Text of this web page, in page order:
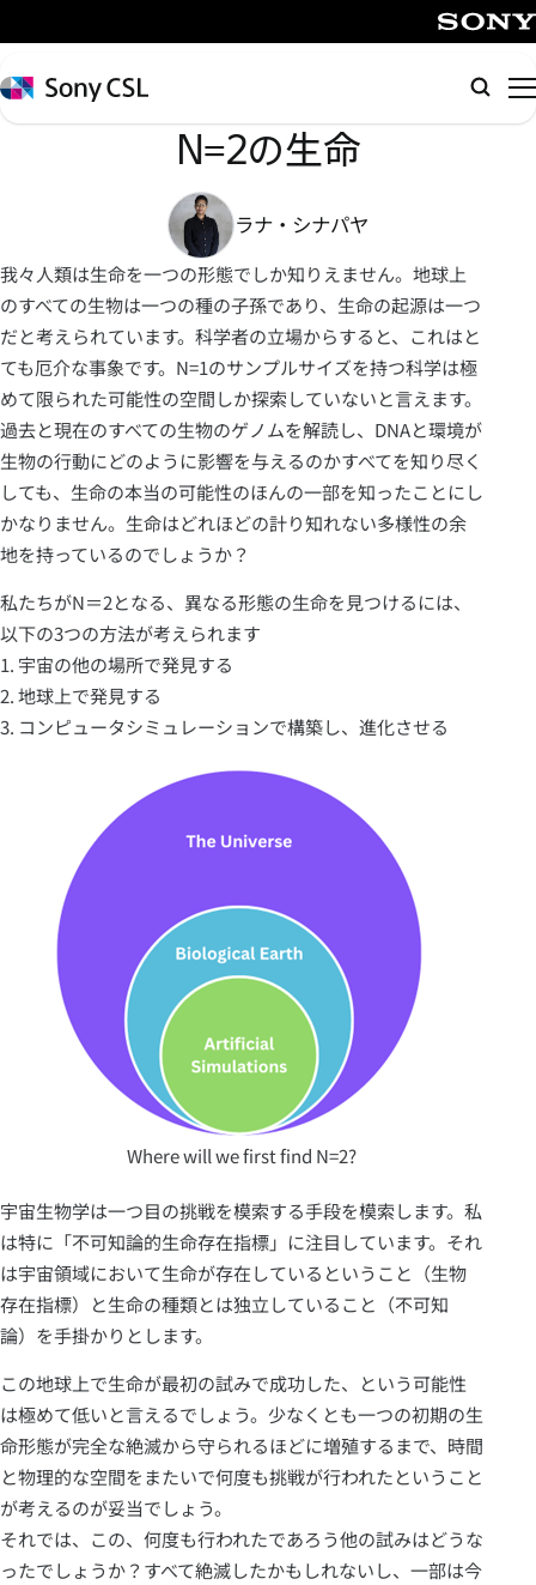
イ
ン
コ
へ
ス
キ
ッ
プ
Sony
CSL
検
索
N=2の生命
ラナ・シナパヤ
我々人類は生命を一つの形態でしか知りえません。地球上
のすべての生物は一つの種の子孫であり、生命の起源は一つ
だと考えられています。科学者の立場からすると、これはと
ても厄介な事象です。N=1のサンプルサイズを持つ科学は極
めて限られた可能性の空間しか探索していないと言えます。
過去と現在のすべての生物のゲノムを解読し、DNAと環境が
生物の行動にどのように影響を与えるのかすべてを知り尽く
しても、生命の本当の可能性のほんの一部を知ったことにし
かなりません。生命はどれほどの計り知れない多様性の余
地を持っているのでしょうか？
私たちがN＝2となる、異なる形態の生命を見つけるには、
以下の3つの方法が考えられます
1. 宇宙の他の場所で発見する
2. 地球上で発見する
3. コンピュータシミュレーションで構築し、進化させる
Where will we first find N=2?
宇宙生物学は一つ目の挑戦を模索する手段を模索します。私
は特に「不可知論的生命存在指標」に注目しています。それ
は宇宙領域において生命が存在しているということ（生物
存在指標）と生命の種類とは独立していること（不可知
論）を手掛かりとします。
この地球上で生命が最初の試みで成功した、という可能性
は極めて低いと言えるでしょう。少なくとも一つの初期の生
命形態が完全な絶滅から守られるほどに増殖するまで、時間
と物理的な空間をまたいで何度も挑戦が行われたということ
が考えるのが妥当でしょう。
それでは、この、何度も行われたであろう他の試みはどうな
ったでしょうか？すべて絶滅したかもしれないし、一部は今